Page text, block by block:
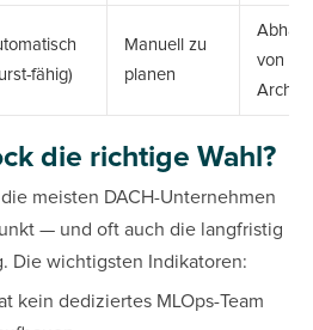
fähig)
Manuell zu
planen
von
die richtige Wahl?
meisten DACH-Unternehmen
— und oft auch die langfristig
Die wichtigsten Indikatoren:
kein dediziertes MLOps-Team